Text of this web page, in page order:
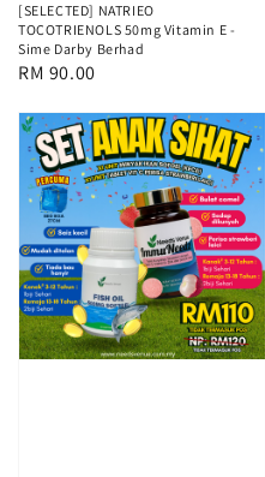
[SELECTED] NATRIEO
TOCOTRIENOLS 50mg Vitamin E -
Sime Darby Berhad
Regular
RM 90.00